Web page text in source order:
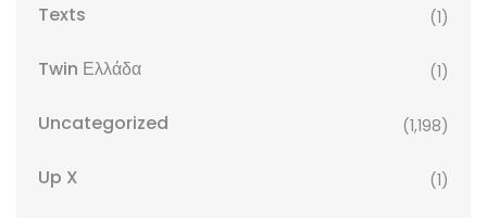
Texts (1)
Twin Ελλάδα (1)
Uncategorized (1,198)
Up X (1)